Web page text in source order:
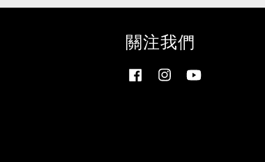
關注我們
Facebook Instagram